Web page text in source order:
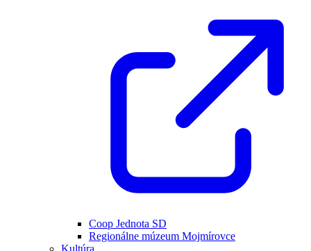
Coop Jednota SD
Regionálne múzeum Mojmírovce